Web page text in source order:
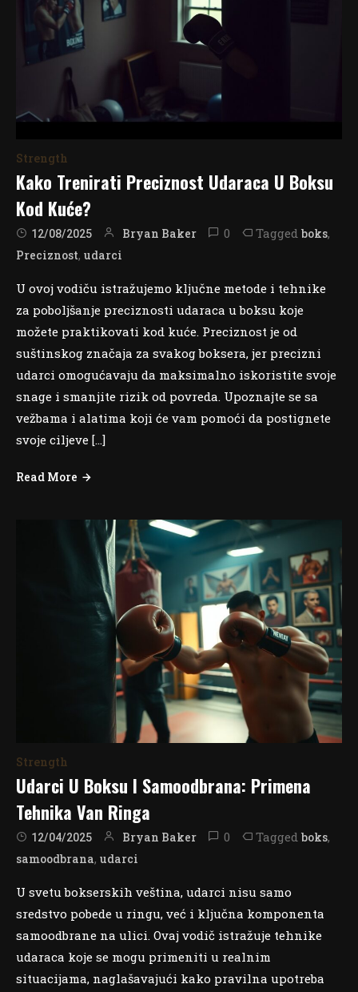
Strength
Kako Trenirati Preciznost Udaraca U Boksu
Kod Kuće?
12/08/2025 Bryan Baker 0 Tagged boks,
Preciznost, udarci
U ovoj vodiču istražujemo ključne metode i tehnike
za poboljšanje preciznosti udaraca u boksu koje
možete praktikovati kod kuće. Preciznost je od
suštinskog značaja za svakog boksera, jer precizni
udarci omogućavaju da maksimalno iskoristite svoje
snage i smanjite rizik od povreda. Upoznajte se sa
vežbama i alatima koji će vam pomoći da postignete
svoje ciljeve […]
Read More
Strength
Udarci U Boksu I Samoodbrana: Primena
Tehnika Van Ringa
12/04/2025 Bryan Baker 0 Tagged boks,
samoodbrana, udarci
U svetu bokserskih veština, udarci nisu samo
sredstvo pobede u ringu, već i ključna komponenta
samoodbrane na ulici. Ovaj vodič istražuje tehnike
udaraca koje se mogu primeniti u realnim
situacijama, naglašavajući kako pravilna upotreba